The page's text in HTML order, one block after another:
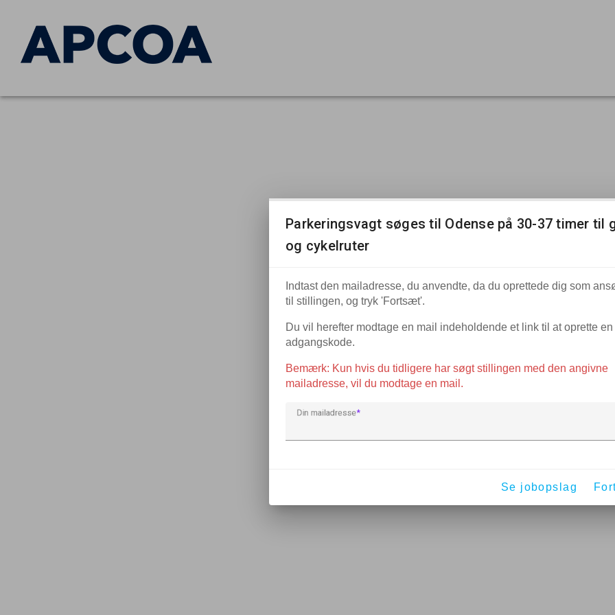
Parkeringsvagt søges til Odense på 30-37 timer til
og cykelruter
Indtast den mailadresse, du anvendte, da du oprettede dig som
til stillingen, og tryk 'Fortsæt'.
Du vil herefter modtage en mail indeholdende et link til at oprette en
adgangskode.
Bemærk: Kun hvis du tidligere har søgt stillingen med den angivne
mailadresse, vil du modtage en mail.
Din mailadresse
Se jobopslag